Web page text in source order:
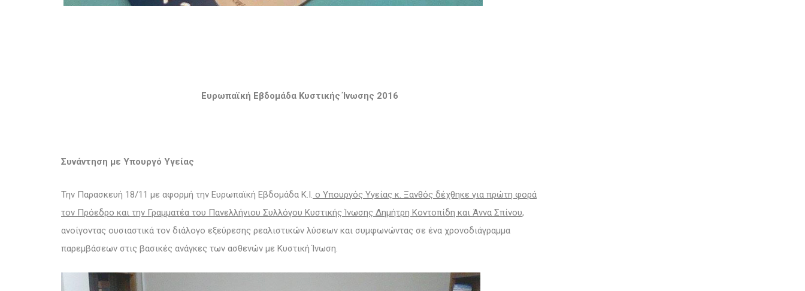
Ευρωπαϊκή Εβδομάδα Κυστικής Ίνωσης 2016
Συνάντηση με Υπουργό Υγείας
Την Παρασκευή 18/11 με αφορμή την Ευρωπαϊκή Εβδομάδα Κ.Ι. ο Υπουργός Υγείας κ. Ξανθός δέχθηκε για πρώτη φορά
τον Πρόεδρο και την Γραμματέα του Πανελλήνιου Συλλόγου Κυστικής Ίνωσης Δημήτρη Κοντοπίδη και Άννα Σπίνου,
ανοίγοντας ουσιαστικά τον διάλογο εξεύρεσης ρεαλιστικών λύσεων και συμφωνώντας σε ένα χρονοδιάγραμμα
παρεμβάσεων στις βασικές ανάγκες των ασθενών με Κυστική Ίνωση.